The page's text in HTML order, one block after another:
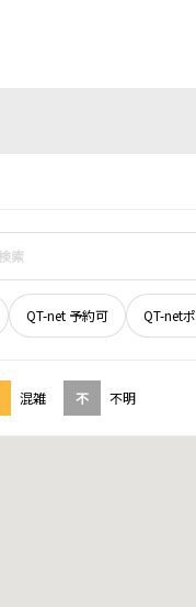
QT-net 予約可 QT-net
混雑 不 不明